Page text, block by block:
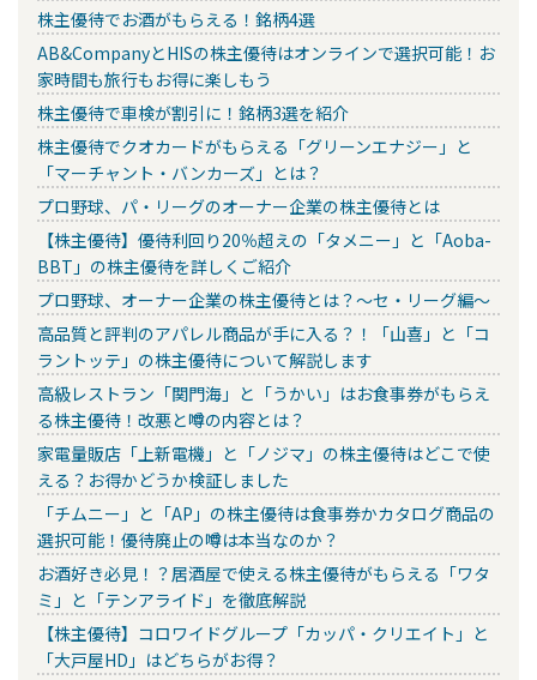
株主優待でお酒がもらえる！銘柄4選
AB&CompanyとHISの株主優待はオンラインで選択可能！お
家時間も旅行もお得に楽しもう
株主優待で車検が割引に！銘柄3選を紹介
株主優待でクオカードがもらえる「グリーンエナジー」と
「マーチャント・バンカーズ」とは？
プロ野球、パ・リーグのオーナー企業の株主優待とは
【株主優待】優待利回り20％超えの「タメニー」と「Aoba-
BBT」の株主優待を詳しくご紹介
プロ野球、オーナー企業の株主優待とは？～セ・リーグ編～
高品質と評判のアパレル商品が手に入る？！「山喜」と「コ
ラントッテ」の株主優待について解説します
高級レストラン「関門海」と「うかい」はお食事券がもらえ
る株主優待！改悪と噂の内容とは？
家電量販店「上新電機」と「ノジマ」の株主優待はどこで使
える？お得かどうか検証しました
「チムニー」と「AP」の株主優待は食事券かカタログ商品の
選択可能！優待廃止の噂は本当なのか？
お酒好き必見！？居酒屋で使える株主優待がもらえる「ワタ
ミ」と「テンアライド」を徹底解説
【株主優待】コロワイドグループ「カッパ・クリエイト」と
「大戸屋HD」はどちらがお得？